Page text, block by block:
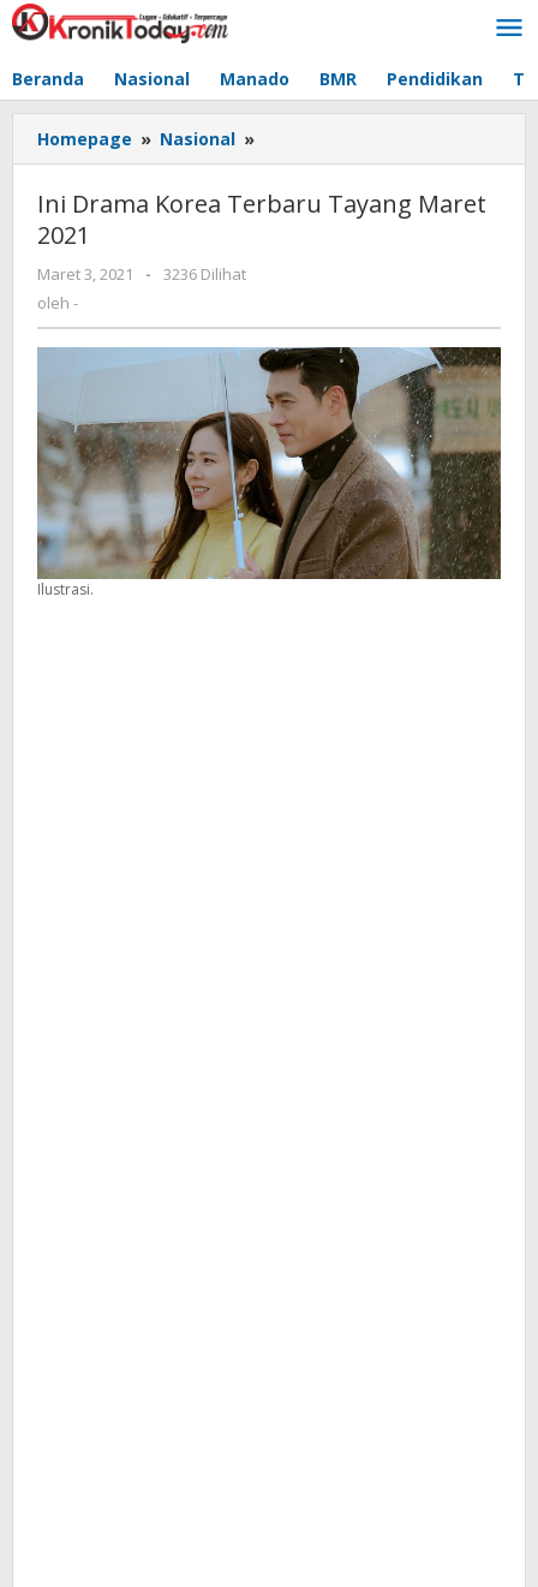
Lewati
ke
Beranda Nasional Manado BMR Pendidikan
Homepage » Nasional »
Drama
Korea
Terbaru
Ini Drama Korea Terbaru Tayang Maret
2021
Maret 3, 2021
oleh
-
3236 Dilihat
oleh -
Ilustrasi.